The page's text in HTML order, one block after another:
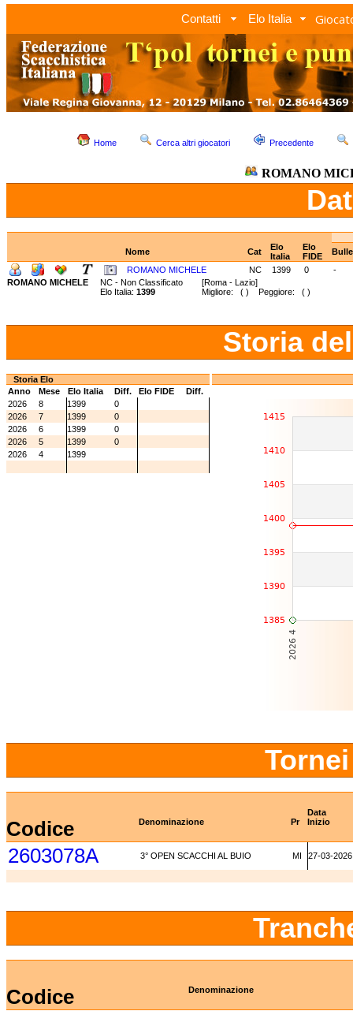
Contatti Elo Italia
Home Cerca altri giocatori Precedente
ROMANO
Nome Cat
Elo
Italia
Elo
FIDE
ROMANO MICHELE
NC 1399 0
-
ROMANO MICHELE
NC - Non Classificato [Roma - Lazio]
Elo Italia: 1399 Migliore: ( ) Peggiore: ( )
Storia
Storia Elo
Anno
Mese Elo Italia Diff. Elo FIDE
Diff.
2026
8 1399
0
2026
7 1399
0
2026
6 1399
0
2026
5 1399
0
2026
4 1399
Data
Codice Denominazione Pr Inizio
2603078A 3° OPEN SCACCHI AL BUIO MI 27-03-2026
Codice Denominazione